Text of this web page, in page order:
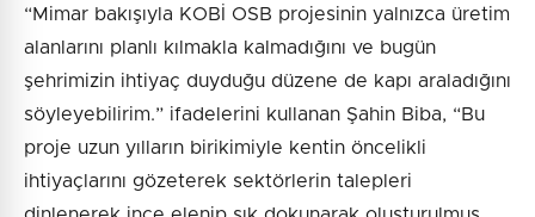
“Mimar bakışıyla KOBİ OSB projesinin yalnızca üretim
alanlarını planlı kılmakla kalmadığını ve bugün
şehrimizin ihtiyaç duyduğu düzene de kapı araladığını
söyleyebilirim.” ifadelerini kullanan Şahin Biba, “Bu
proje uzun yılların birikimiyle kentin öncelikli
ihtiyaçlarını gözeterek sektörlerin talepleri